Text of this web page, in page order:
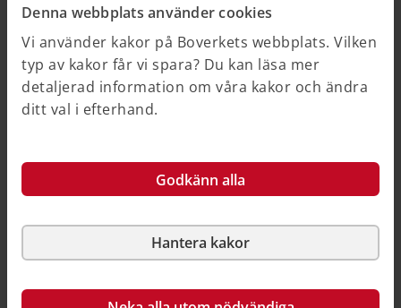
Denna webbplats använder cookies
Vi använder kakor på Boverkets webbplats. Vilken
typ av kakor får vi spara? Du kan läsa mer
detaljerad information om våra kakor och ändra
ditt val i efterhand.
Godkänn alla
Hantera kakor
Ja
Nej